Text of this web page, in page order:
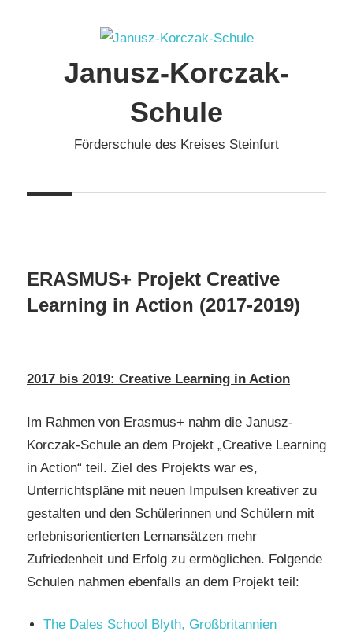
Janusz-Korczak-
Schule
Förderschule des Kreises Steinfurt
ERASMUS+ Projekt Creative
Learning in Action (2017-2019)
2017 bis 2019: Creative Learning in Action
Im Rahmen von Erasmus+ nahm die Janusz-
Korczak-Schule an dem Projekt „Creative Learning
in Action“ teil. Ziel des Projekts war es,
Unterrichtspläne mit neuen Impulsen kreativer zu
gestalten und den Schülerinnen und Schülern mit
erlebnisorientierten Lernansätzen mehr
Zufriedenheit und Erfolg zu ermöglichen. Folgende
Schulen nahmen ebenfalls an dem Projekt teil:
The Dales School Blyth, Großbritannien